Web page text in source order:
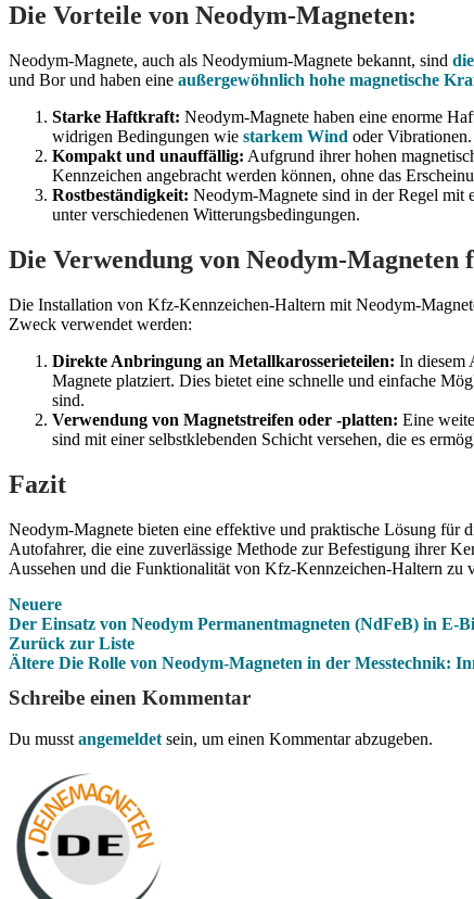
Die Vorteile von Neodym-Magneten:
Neodym-Magnete, auch als Neodymium-Magnete bekannt, sind
und Bor und haben eine außergewöhnlich hohe magnetische
Starke Haftkraft: Neodym-Magnete haben eine enorme
widrigen Bedingungen wie starkem Wind oder Vibrationen.
Kompakt und unauffällig: Aufgrund ihrer hohen
Kennzeichen angebracht werden können, ohne das
Rostbeständigkeit: Neodym-Magnete sind in der Regel mit
unter verschiedenen Witterungsbedingungen.
Die Verwendung von Neodym-
Die Installation von Kfz-Kennzeichen-Haltern mit Neodym-
Zweck verwendet werden:
Direkte Anbringung an Metallkarosserieteilen: In diesem
Magnete platziert. Dies bietet eine schnelle und einfache
sind.
Verwendung von Magnetstreifen oder -platten: Eine
sind mit einer selbstklebenden Schicht versehen, die es
Fazit
Neodym-Magnete bieten eine effektive und praktische Lösung für
Autofahrer, die eine zuverlässige Methode zur Befestigung ihrer
Aussehen und die Funktionalität von Kfz-Kennzeichen-Haltern zu
Neuere
Der Einsatz von Neodym Permanentmagneten (NdFeB) in E-
Zurück zur Liste
Ältere Die Rolle von Neodym-Magneten in der Messtechnik:
Schreibe einen Kommentar
Du musst angemeldet sein, um einen Kommentar abzugeben.